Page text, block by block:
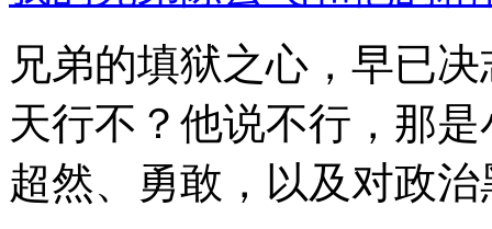
兄弟的填狱之心，早已
天行不？他说不行，那
超然、勇敢，以及对政